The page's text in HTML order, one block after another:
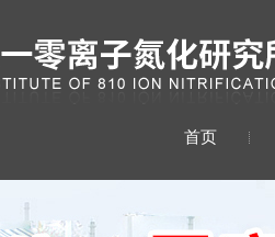
首页